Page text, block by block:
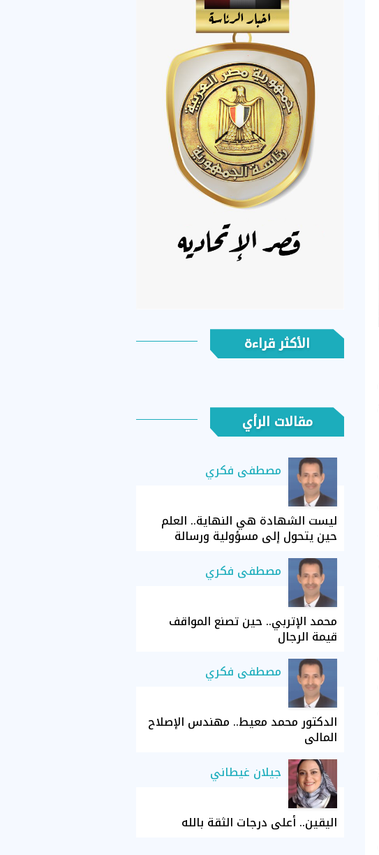
الأكثر قراءة
مقالات الرأي
مصطفى فكري
ليست الشهادة هي النهاية.. العلم
حين يتحول إلى مسؤولية ورسالة
مصطفى فكري
محمد الإتربي.. حين تصنع المواقف
قيمة الرجال
مصطفى فكري
الدكتور محمد معيط.. مهندس الإصلاح
المالي
جيلان غيطاني
اليقين.. أعلى درجات الثقة بالله